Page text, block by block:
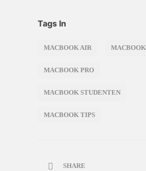
Tags In
MACBOOK AIR
MACBOOK PRO
MACBOOK STUDENTEN
MACBOOK TIPS
SHARE